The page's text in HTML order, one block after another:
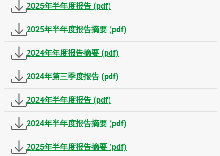
2025年半年度报告 (pdf)
2025年半年度报告摘要 (pdf)
2024年年度报告摘要 (pdf)
2024年第三季度报告 (pdf)
2024年半年度报告 (pdf)
2024年半年度报告摘要 (pdf)
2025年半年度报告摘要 (pdf)